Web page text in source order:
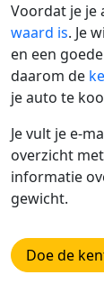
Voordat je je
waard is. Je
en een
daarom de
je auto te
Je vult je e-
overzicht
informatie
gewicht.
Doe de